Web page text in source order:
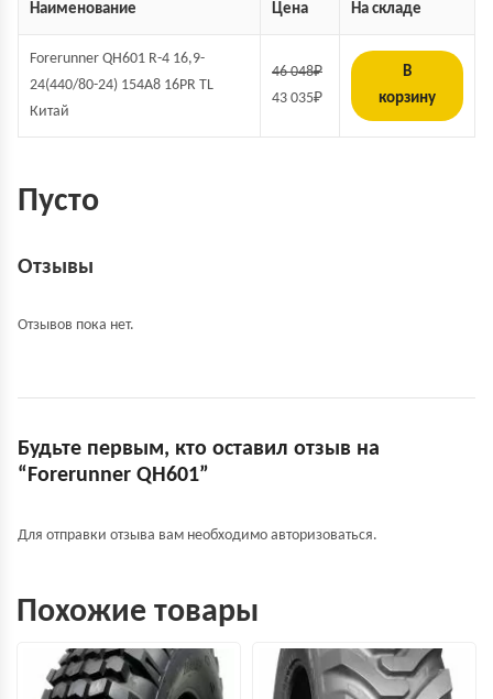
Наименование Цена На складе
Forerunner QH601 R-4 16,9-
24(440/80-24) 154A8 16PR TL
Китай
46 048₽
43 035₽
В
корзину
Пусто
Отзывы
Отзывов пока нет.
Будьте первым, кто оставил отзыв на
“Forerunner QH601”
Для отправки отзыва вам необходимо авторизоваться.
Похожие товары